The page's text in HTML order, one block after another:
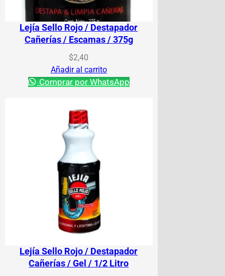
Lejía Sello Rojo / Destapador
Cañerías / Escamas / 375g
$2,40
Añadir al carrito
Comprar por WhatsApp
Lejía Sello Rojo / Destapador
Cañerías / Gel / 1/2 Litro